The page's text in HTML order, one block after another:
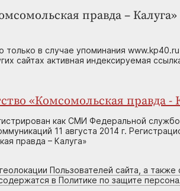
правда – Калуга»
в случае упоминания
сайтах активная индексируемая
«Комсомольская правда -
как СМИ Федеральной
11 августа 2014 г.
правда – Калуга»
Пользователей сайта, а
в Политике по защите